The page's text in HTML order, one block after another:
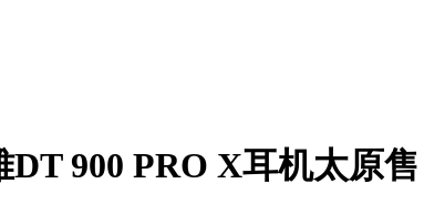
900 PRO X耳机太原售